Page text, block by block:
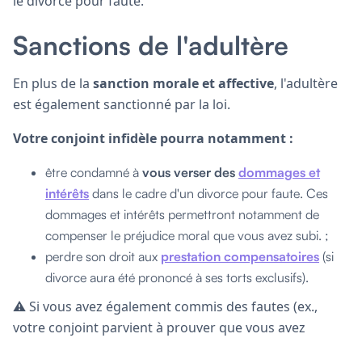
Sanctions de l'adultère
En plus de la sanction morale et affective, l'adultère
est également sanctionné par la loi.
Votre conjoint infidèle pourra notamment :
être condamné à vous verser des dommages et
intérêts dans le cadre d'un divorce pour faute. Ces
dommages et intérêts permettront notamment de
compenser le préjudice moral que vous avez subi. ;
perdre son droit aux prestation compensatoires (si
divorce aura été prononcé à ses torts exclusifs).
⚠️ Si vous avez également commis des fautes (ex.,
votre conjoint parvient à prouver que vous avez